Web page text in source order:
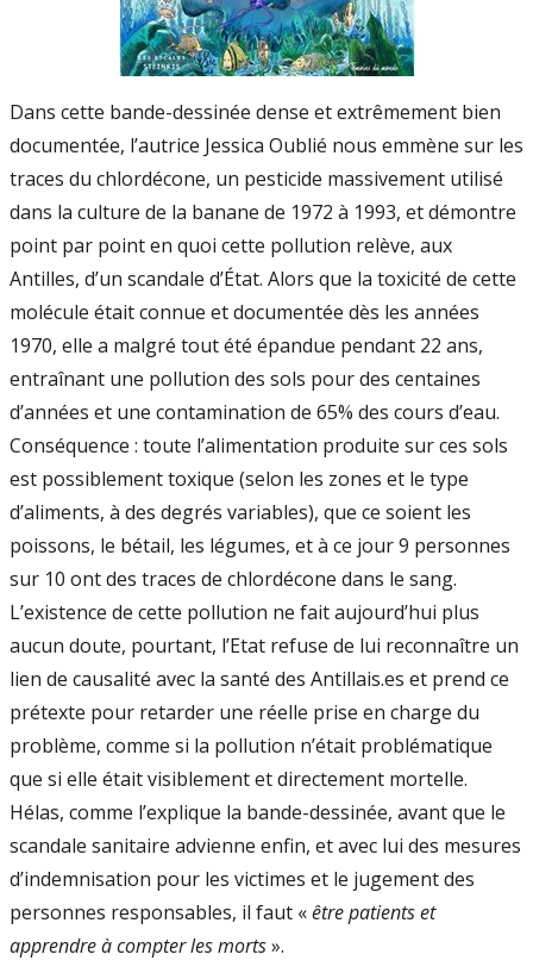
Dans cette bande-dessinée dense et extrêmement bien
documentée, l’autrice Jessica Oublié nous emmène sur les
traces du chlordécone, un pesticide massivement utilisé
dans la culture de la banane de 1972 à 1993, et démontre
point par point en quoi cette pollution relève, aux
Antilles, d’un scandale d’État. Alors que la toxicité de cette
molécule était connue et documentée dès les années
1970, elle a malgré tout été épandue pendant 22 ans,
entraînant une pollution des sols pour des centaines
d’années et une contamination de 65% des cours d’eau.
Conséquence : toute l’alimentation produite sur ces sols
est possiblement toxique (selon les zones et le type
d’aliments, à des degrés variables), que ce soient les
poissons, le bétail, les légumes, et à ce jour 9 personnes
sur 10 ont des traces de chlordécone dans le sang.
L’existence de cette pollution ne fait aujourd’hui plus
aucun doute, pourtant, l’Etat refuse de lui reconnaître un
lien de causalité avec la santé des Antillais.es et prend ce
prétexte pour retarder une réelle prise en charge du
problème, comme si la pollution n’était problématique
que si elle était visiblement et directement mortelle.
Hélas, comme l’explique la bande-dessinée, avant que le
scandale sanitaire advienne enfin, et avec lui des mesures
d’indemnisation pour les victimes et le jugement des
personnes responsables, il faut «être patients et
apprendre à compter les morts».